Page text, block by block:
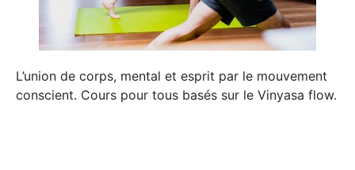
L’union de corps, mental et esprit par le mouvement
conscient. Cours pour tous basés sur le Vinyasa flow.